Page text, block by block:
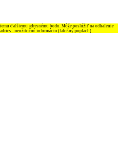
ďalšiemu adresnému bodu. Môže poslúžiť na odhalenie
- neužitočnú informáciu (falošný poplach).